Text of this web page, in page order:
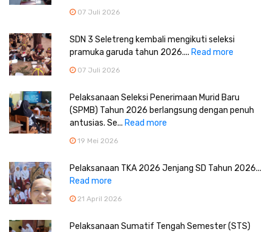
07 Juli 2026
SDN 3 Seletreng kembali mengikuti seleksi
pramuka garuda tahun 2026.... Read more
07 Juli 2026
Pelaksanaan Seleksi Penerimaan Murid Baru
(SPMB) Tahun 2026 berlangsung dengan penuh
antusias. Se... Read more
19 Mei 2026
Pelaksanaan TKA 2026 Jenjang SD Tahun 2026...
Read more
21 April 2026
Pelaksanaan Sumatif Tengah Semester (STS)